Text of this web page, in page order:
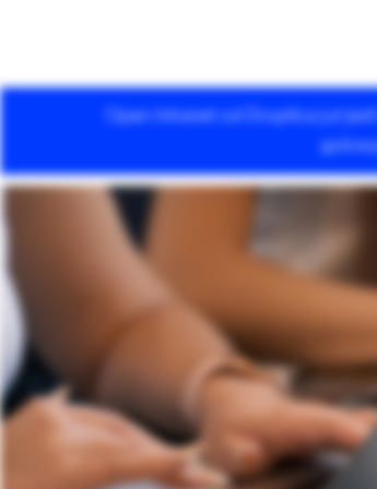
Open Intranet od Droptica już